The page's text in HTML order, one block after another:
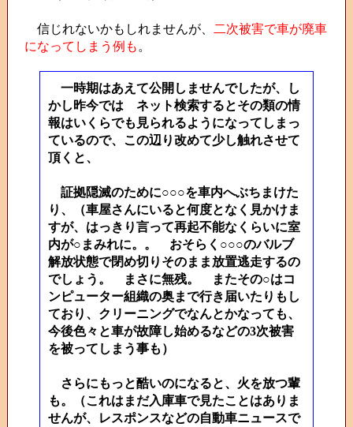
信じれないかもしれませんが、
二次被害で車が廃車
になってしまう例も 。
一時期はあえて公開しませんでしたが、し
かし昨今では ネット検索するとその類の情
報はいくらでも見られるようになってしまっ
ているので、この辺り改めて少し触れさせて
頂くと、
証拠隠滅のために○○○を車内へぶちまけた
り、（車屋さんにいると何度となく見かけま
すが、はっきり言って再起不能なくらいに室
内が○まみれに。。 おそらく○○○のバルブ
解放状態で閉め切りそのまま放置逃走するの
でしょう。 まさに無残。 またその○はコ
ンピューター組織の奥まで行き届いたりもし
ており、クリーニングでなんとかなっても、
今後色々と車が故障し始めるなどの3次被害
を被ってしまう事も）
さらにもっと酷いのになると、火を放つ輩
も。（これはまだ入庫車で見たことはありま
せんが、レスポンスなどの自動車ニュースで